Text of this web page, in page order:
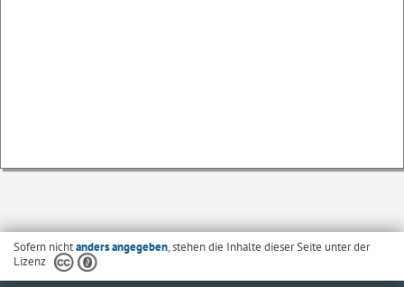
Sofern nichtanders angegeben, stehen die Inhalte dieser Seite unter der
Lizenz